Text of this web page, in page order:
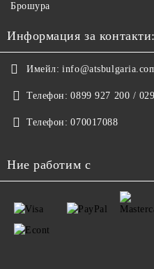
Брошура
Информация за контакти:
Имейл:
Телефон: 0899 927 200 /
Телефон: 070017088
Ние работим с